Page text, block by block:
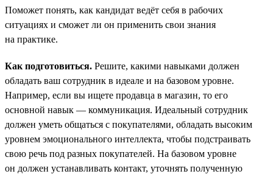
Поможет понять, как кандидат ведёт себя в рабочих
ситуациях и сможет ли он применить свои знания
на практике.
Как подготовиться. Решите, какими навыками должен
обладать ваш сотрудник в идеале и на базовом уровне.
Например, если вы ищете продавца в магазин, то его
основной навык — коммуникация. Идеальный сотрудник
должен уметь общаться с покупателями, обладать высоким
уровнем эмоционального интеллекта, чтобы подстраивать
свою речь под разных покупателей. На базовом уровне
он должен устанавливать контакт, уточнять полученную